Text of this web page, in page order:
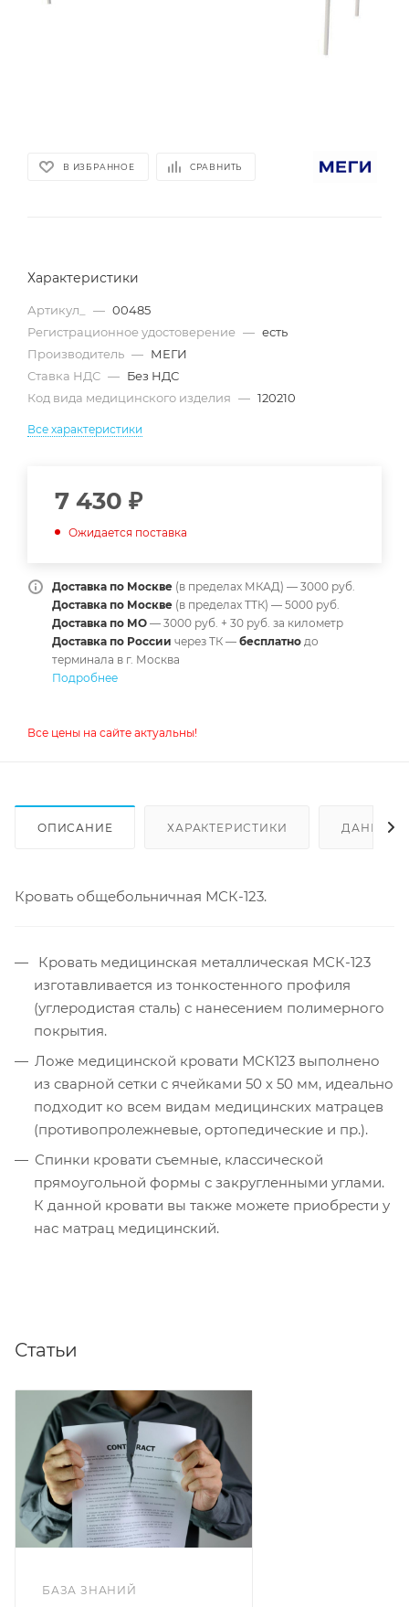
В ИЗБРАННОЕ СРАВНИТЬ
Характеристики
Артикул_ — 00485
Регистрационное удостоверение — есть
Производитель — МЕГИ
Ставка НДС — Без НДС
Код вида медицинского изделия — 120210
Все характеристики
7 430 ₽
Ожидается поставка
Доставка по Москве (в пределах МКАД) — 3000 руб.
Доставка по Москве (в пределах ТТК) — 5000 руб.
Доставка по МО — 3000 руб. + 30 руб. за километр
Доставка по России через ТК — бесплатно до
терминала в г. Москва
Подробнее
Все цены на сайте актуальны!
ОПИСАНИЕ ХАРАКТЕРИСТИКИ ДАННЫЕ
Кровать общебольничная МСК-123.
Кровать медицинская металлическая МСК-123
изготавливается из тонкостенного профиля
(углеродистая сталь) с нанесением полимерного
покрытия.
Ложе медицинской кровати МСК123 выполнено
из сварной сетки с ячейками 50 х 50 мм, идеально
подходит ко всем видам медицинских матрацев
(противопролежневые, ортопедические и пр.).
Спинки кровати съемные, классической
прямоугольной формы с закругленными углами.
К данной кровати вы также можете приобрести у
нас матрац медицинский.
Статьи
БАЗА ЗНАНИЙ